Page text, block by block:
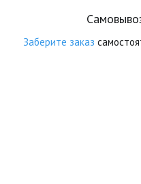
Заберите заказ